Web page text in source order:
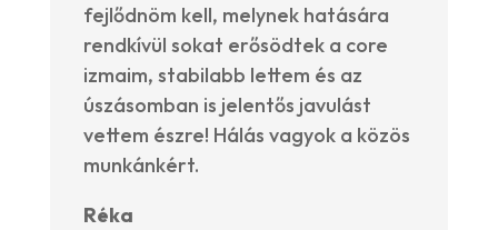
fejlődnöm kell, melynek hatására
rendkívül sokat erősödtek a core
izmaim, stabilabb lettem és az
úszásomban is jelentős javulást
vettem észre! Hálás vagyok a közös
munkánkért.
Réka